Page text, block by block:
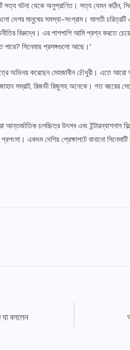
সত্য ঘটনা থেকে অনুপ্রাণিত। সত্য যেমন কঠিন,
দেশর মানুষের সমস্যা-সংগ্রাম। মালতী
বিরুদ্ধে। এর পাশপাশি আমি প্রশ্ন করতে
পারে? সিনেমায় প্রসঙ্গগুলো আছে।’
অভিনয় করেছেন মেহজাবীন চৌধুরী। এতে
সম্রাট, রিজভী রিজুসহ অনেকে। গত বছরের
আন্তর্জাতিক চলচ্চিত্র উৎসব এবং ইন্টারন্যাশনাল
প্রশংসা। একদম দেশিয় প্রেক্ষাপটে বানানো
যা বললেন